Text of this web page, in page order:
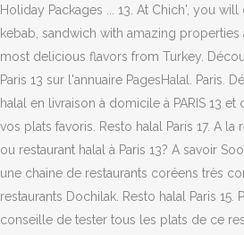
Holiday Packages ... 13. At Chich', you
kebab, sandwich with amazing
most delicious flavors from Turkey.
Paris 13 sur l'annuaire PagesHalal. Paris.
halal en livraison à domicile à PARIS 13
vos plats favoris. Resto halal Paris 17. A
ou restaurant halal à Paris 13? A savoir
une chaine de restaurants coréens très
restaurants Dochilak. Resto halal Paris 15.
conseille de tester tous les plats de ce